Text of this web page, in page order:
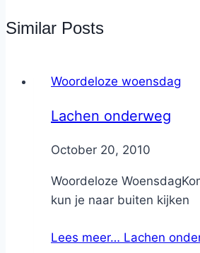
Similar Posts
Woordeloze woensdag
Lachen onderweg
ByNicole
October 20, 2010
Woordeloze
kun je naar buiten kijken
Lees meer… Lachen